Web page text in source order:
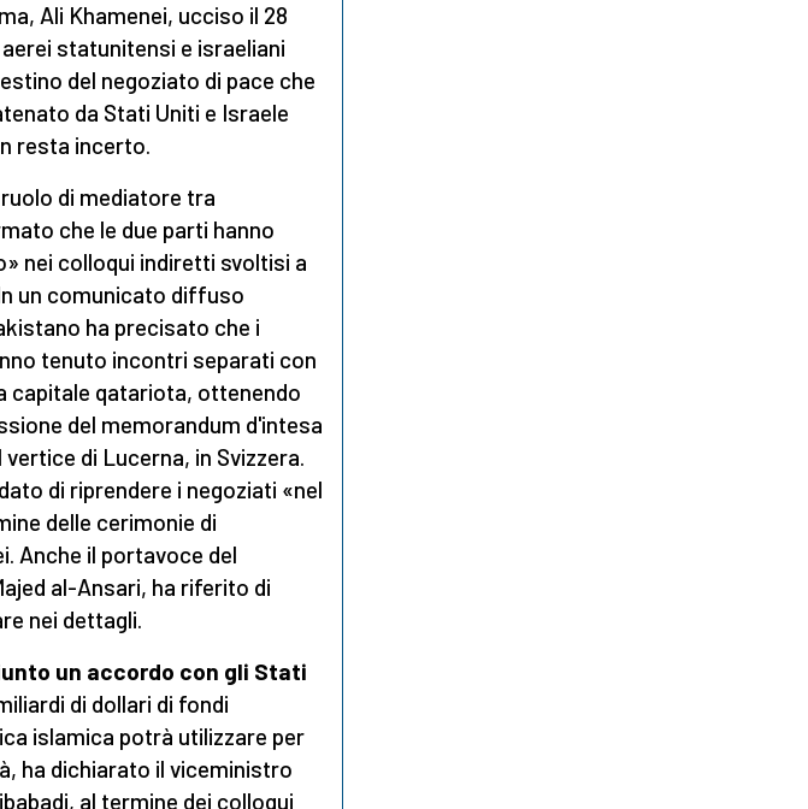
Ali Khamenei, ucciso il 28
statunitensi e israeliani
del negoziato di pace che
da Stati Uniti e Israele
resta incerto.
di mediatore tra
che le due parti hanno
nei colloqui indiretti svoltisi a
un comunicato diffuso
ha precisato che i
tenuto incontri separati con
capitale qatariota, ottenendo
del memorandum d'intesa
di Lucerna, in Svizzera.
di riprendere i negoziati «nel
delle cerimonie di
Anche il portavoce del
al-Ansari, ha riferito di
nei dettagli.
un accordo con gli Stati
di dollari di fondi
islamica potrà utilizzare per
ha dichiarato il viceministro
al termine dei colloqui